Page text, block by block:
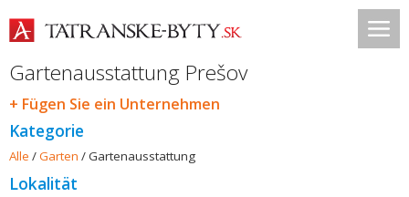
Gartenausstattung Prešov
+ Fügen Sie ein Unternehmen
Kategorie
Alle /Garten /Gartenausstattung
Lokalität